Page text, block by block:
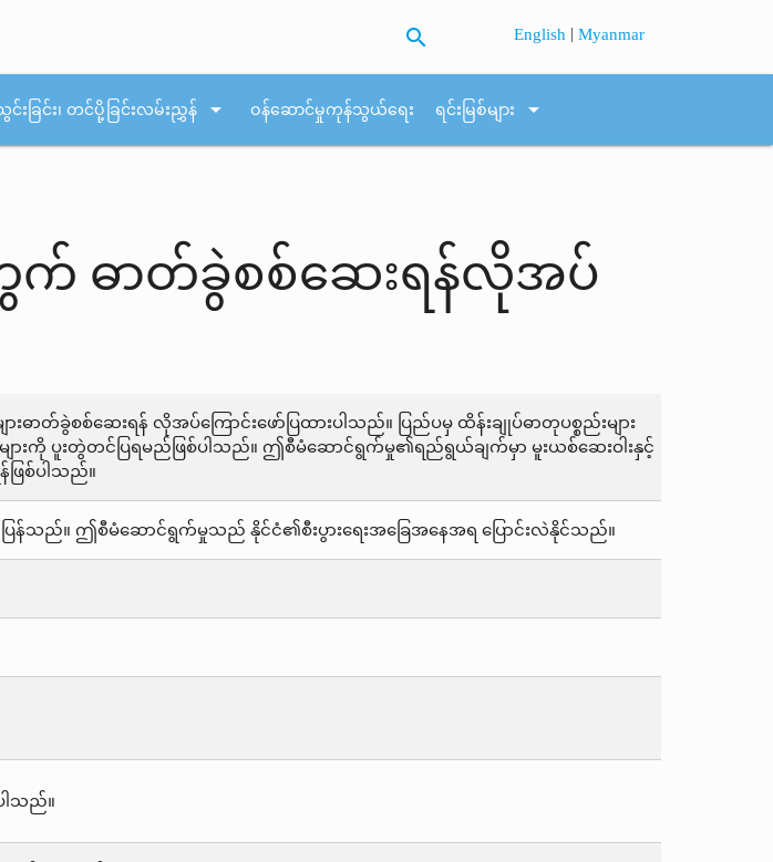
search English |Myanmar
းခြင်း၊ တင်ပို့ခြင်းလမ်းညွှန် arrow_drop_down ဝန်ဆောင်မှုကုန်သွယ်ရေး ရင်းမြစ်များ arrow_drop_down
တွက် ဓာတ်ခွဲစစ်ဆေးရန်လိုအပ်
ာတ်ခွဲစစ်ဆေးရန် လိုအပ်ကြောင်းဖော်ပြထားပါသည်။ ပြည်ပမှ ထိန်းချုပ်ဓာတုပစ္စည်းများ
ကို ပူးတွဲတင်ပြရမည်ဖြစ်ပါသည်။ ဤစီမံဆောင်ရွက်မှု၏ရည်ရွယ်ချက်မှာ မူးယစ်ဆေးဝါးနှင့်
ဖြစ်ပါသည်။
ြန်သည်။ ဤစီမံဆောင်ရွက်မှုသည် နိုင်ငံ၏စီးပွားရေးအခြေအနေအရ ပြောင်းလဲနိုင်သည်။
ါသည်။